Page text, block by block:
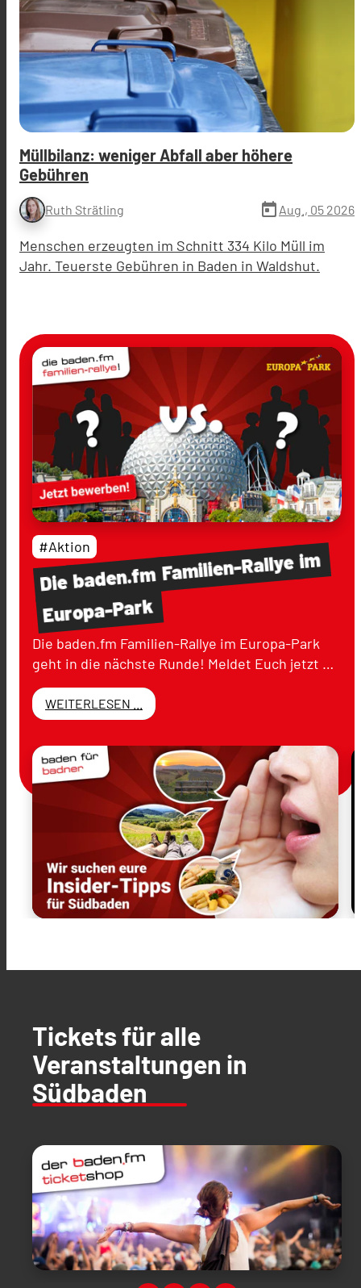
Müllbilanz: weniger Abfall aber höhere
Gebühren
Ruth Strätling today Aug., 05 2026
Menschen erzeugten im Schnitt 334 Kilo Müll im
Jahr. Teuerste Gebühren in Baden in Waldshut.
Diebaden.fmFamilien-Rallyeim
Europa-Park
#Aktion
Die baden.fm Familien-Rallye im Europa-Park
geht in die nächste Runde! Meldet Euch jetzt …
WEITERLESEN ...
Tickets für alle
Veranstaltungen in
Südbaden